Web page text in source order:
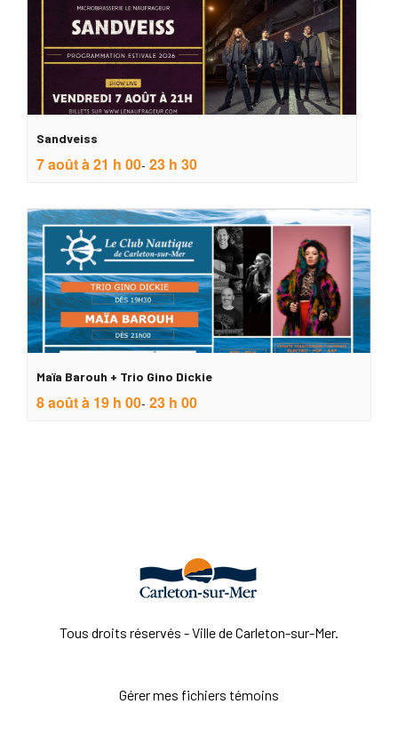
Sandveiss
7 août à 21 h 00- 23 h 30
Maïa Barouh + Trio Gino Dickie
8 août à 19 h 00- 23 h 00
Tous droits réservés - Ville de Carleton-sur-Mer.
Gérer mes fichiers témoins